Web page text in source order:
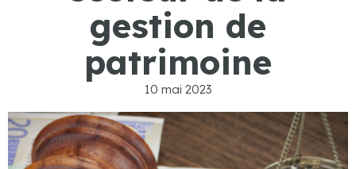
gestion de
patrimoine
10 mai 2023